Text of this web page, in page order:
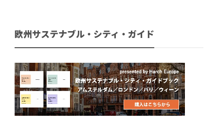
欧州サステナブル・シティ・ガイド